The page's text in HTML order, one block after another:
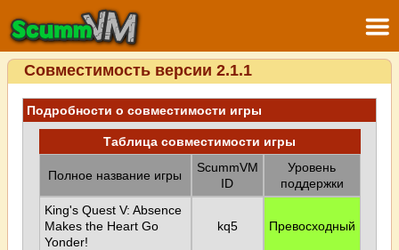
Совместимость версии 2.1.1
Подробности о совместимости игры
Таблица совместимости игры
Полное название игры
ScummVM
ID
Уровень
поддержки
King's Quest V: Absence
Makes the Heart Go
Yonder!
kq5 Превосходный